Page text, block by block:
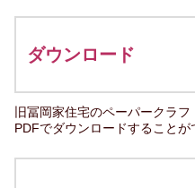
ダウンロード
旧冨岡家住宅のペーパークラ
PDFでダウンロードすることが